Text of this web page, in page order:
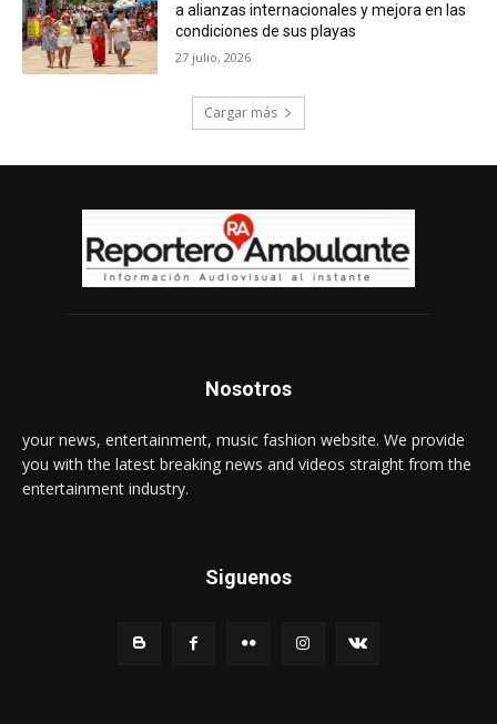
a alianzas internacionales y mejora en las
condiciones de sus playas
27 julio, 2026
Cargar más
Nosotros
your news, entertainment, music fashion website. We provide
you with the latest breaking news and videos straight from the
entertainment industry.
Siguenos